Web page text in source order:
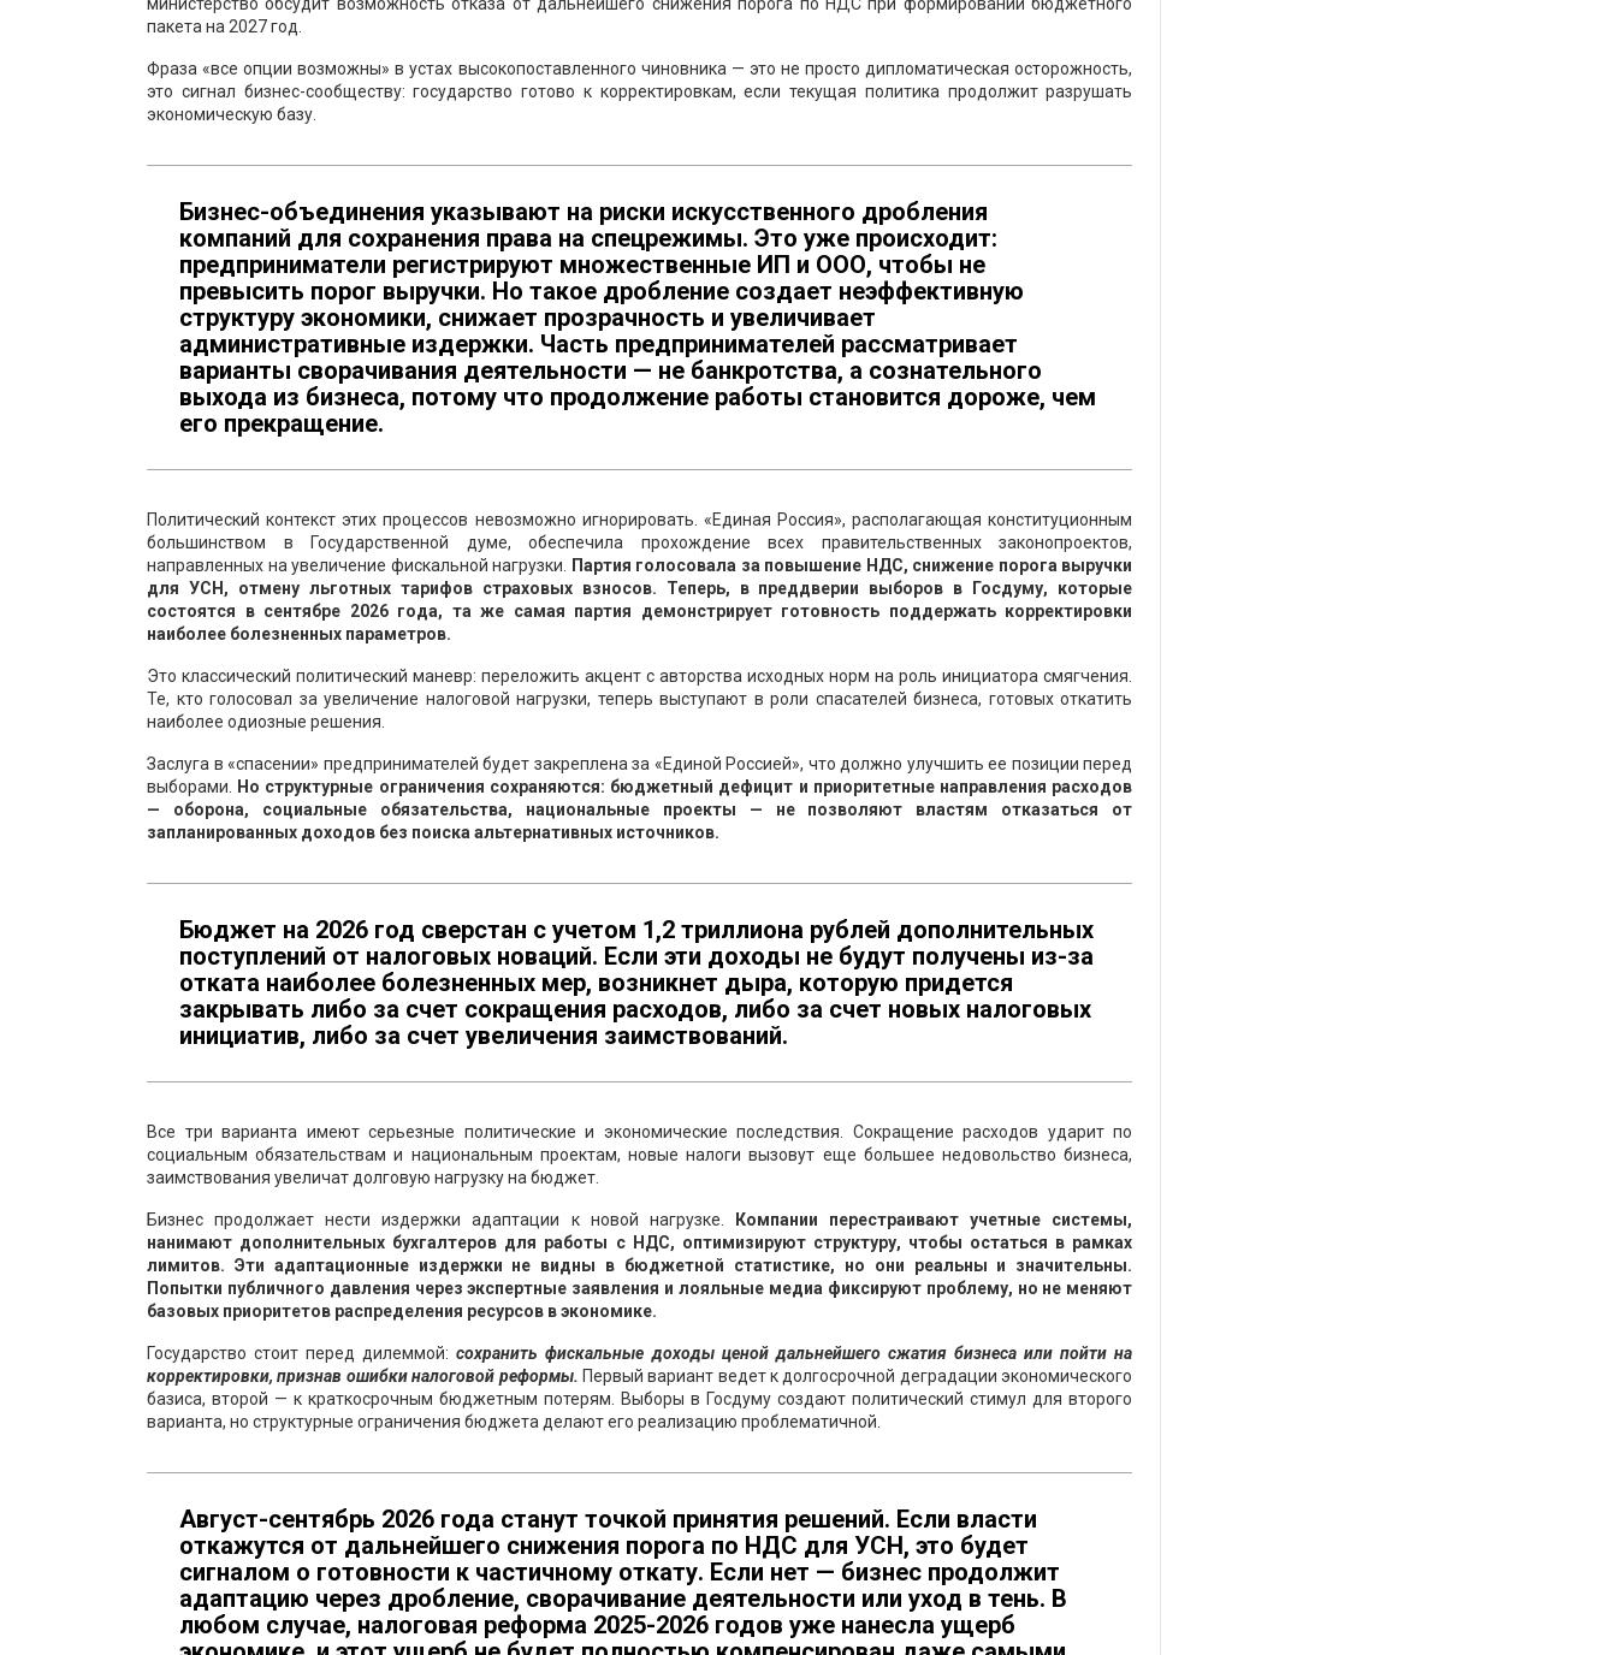
пакета на 2027 год.
Фраза «все опции возможны» в устах высокопоставленного чиновника — это не просто дипломатическая осторожность,
это сигнал бизнес-сообществу: государство готово к корректировкам, если текущая политика продолжит разрушать
экономическую базу.
Бизнес-объединения указывают на риски искусственного дробления
компаний для сохранения права на спецрежимы. Это уже происходит:
предприниматели регистрируют множественные ИП и ООО, чтобы не
превысить порог выручки. Но такое дробление создает неэффективную
структуру экономики, снижает прозрачность и увеличивает
административные издержки. Часть предпринимателей рассматривает
варианты сворачивания деятельности — не банкротства, а сознательного
выхода из бизнеса, потому что продолжение работы становится дороже, чем
его прекращение.
Политический контекст этих процессов невозможно игнорировать. «Единая Россия», располагающая конституционным
большинством в Государственной думе, обеспечила прохождение всех правительственных законопроектов,
направленных на увеличение фискальной нагрузки.
Партия голосовала за повышение НДС, снижение порога выручки
для УСН, отмену льготных тарифов страховых взносов. Теперь, в преддверии выборов в Госдуму, которые
состоятся в сентябре 2026 года, та же самая партия демонстрирует готовность поддержать корректировки
наиболее болезненных параметров.
Это классический политический маневр: переложить акцент с авторства исходных норм на роль инициатора смягчения.
Те, кто голосовал за увеличение налоговой нагрузки, теперь выступают в роли спасателей бизнеса, готовых откатить
наиболее одиозные решения.
Заслуга в «спасении» предпринимателей будет закреплена за «Единой Россией», что должно улучшить ее позиции перед
выборами.
Но структурные ограничения сохраняются: бюджетный дефицит и приоритетные направления расходов
— оборона, социальные обязательства, национальные проекты — не позволяют властям отказаться от
запланированных доходов без поиска альтернативных источников.
Бюджет на 2026 год сверстан с учетом 1,2 триллиона рублей дополнительных
поступлений от налоговых новаций. Если эти доходы не будут получены из-за
отката наиболее болезненных мер, возникнет дыра, которую придется
закрывать либо за счет сокращения расходов, либо за счет новых налоговых
инициатив, либо за счет увеличения заимствований.
Все три варианта имеют серьезные политические и экономические последствия. Сокращение расходов ударит по
социальным обязательствам и национальным проектам, новые налоги вызовут еще большее недовольство бизнеса,
заимствования увеличат долговую нагрузку на бюджет.
Бизнес продолжает нести издержки адаптации к новой нагрузке.
Компании перестраивают учетные системы,
нанимают дополнительных бухгалтеров для работы с НДС, оптимизируют структуру, чтобы остаться в рамках
лимитов. Эти адаптационные издержки не видны в бюджетной статистике, но они реальны и значительны.
Попытки публичного давления через экспертные заявления и лояльные медиа фиксируют проблему, но не меняют
базовых приоритетов распределения ресурсов в экономике.
Государство стоит перед дилеммой:сохранить фискальные доходы ценой дальнейшего сжатия бизнеса или пойти на
корректировки, признав ошибки налоговой реформы. Первый вариант ведет к долгосрочной деградации экономического
базиса, второй — к краткосрочным бюджетным потерям. Выборы в Госдуму создают политический стимул для второго
варианта, но структурные ограничения бюджета делают его реализацию проблематичной.
Август-сентябрь 2026 года станут точкой принятия решений. Если власти
откажутся от дальнейшего снижения порога по НДС для УСН, это будет
сигналом о готовности к частичному откату. Если нет — бизнес продолжит
адаптацию через дробление, сворачивание деятельности или уход в тень. В
любом случае, налоговая реформа 2025-2026 годов уже нанесла ущерб